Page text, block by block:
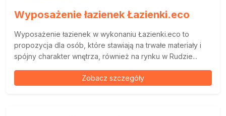
Wyposażenie łazienek Łazienki.eco
Wyposażenie łazienek w wykonaniu Łazienki.eco to
propozycja dla osób, które stawiają na trwałe materiały i
spójny charakter wnętrza, również na rynku w Rudzie...
Zobacz szczegóły